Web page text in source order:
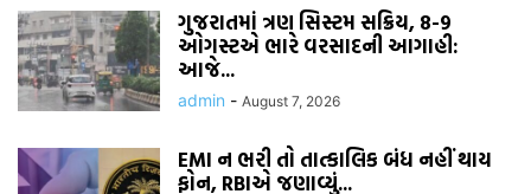
ગુજરાતમાં ત્રણ સિસ્ટમ સક્રિય, 8-9
ઓગસ્ટએ ભારે વરસાદની આગાહી:
આજે...
admin - August 7, 2026
EMI ન ભરી તો તાત્કાલિક બંધ નહીં થાય
ફોન, RBIએ જણાવ્યું...